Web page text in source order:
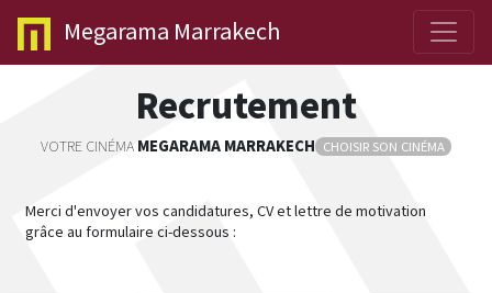
Megarama Marrakech
Recrutement
VOTRE CINÉMA MEGARAMAMARRAKECH CHOISIR SON CINÉMA
Merci d'envoyer vos candidatures, CV et lettre de motivation
grâce au formulaire ci-dessous :